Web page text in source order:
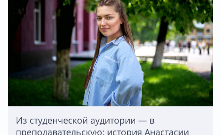
Из студенческой аудитории — в
преподавательскую: история Анастасии